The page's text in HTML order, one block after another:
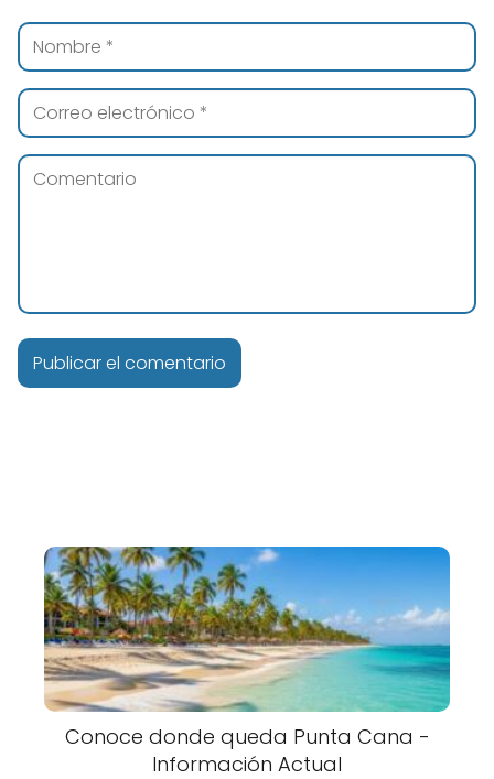
Conoce donde queda Punta Cana -
Información Actual